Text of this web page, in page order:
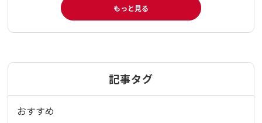
もっと見る
記事タグ
おすすめ